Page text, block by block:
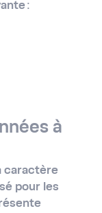
:
à
caractère
pour les